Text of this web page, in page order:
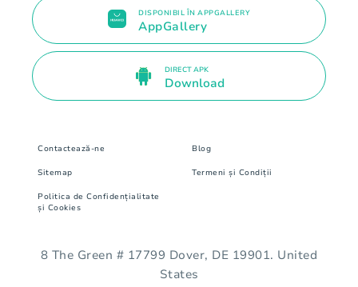
DISPONIBIL ÎN APPGALLERY
AppGallery
DIRECT APK
Download
Contactează-ne Blog
Sitemap Termeni și Condiții
Politica de Confidențialitate
și Cookies
8 The Green # 17799 Dover, DE 19901. United
States